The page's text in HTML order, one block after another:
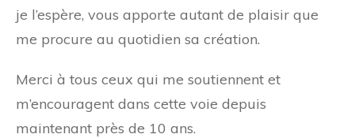
je l’espère, vous apporte autant de plaisir que
me procure au quotidien sa création.
Merci à tous ceux qui me soutiennent et
m’encouragent dans cette voie depuis
maintenant près de 10 ans.